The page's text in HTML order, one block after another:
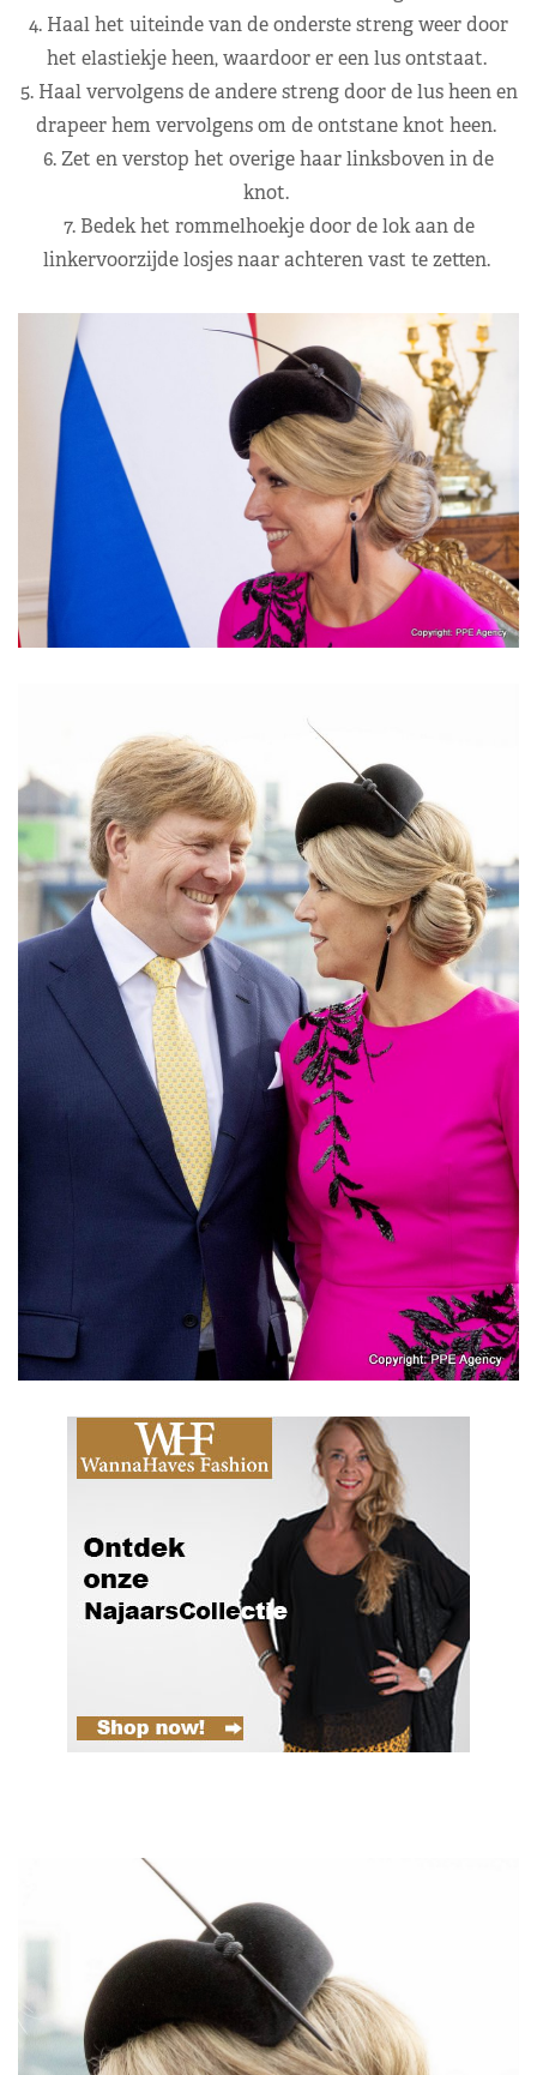
4. Haal het uiteinde van de onderste streng weer door
het elastiekje heen, waardoor er een lus ontstaat.
5. Haal vervolgens de andere streng door de lus heen en
drapeer hem vervolgens om de ontstane knot heen.
6. Zet en verstop het overige haar linksboven in de
knot.
7. Bedek het rommelhoekje door de lok aan de
linkervoorzijde losjes naar achteren vast te zetten.